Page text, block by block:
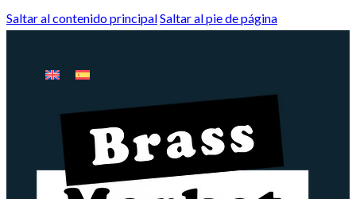
Saltar al contenido principalSaltar al pie de página